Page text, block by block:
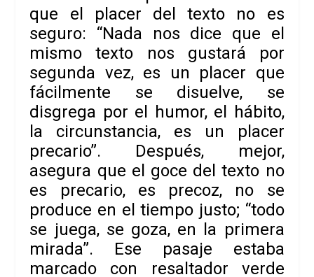
que el placer del texto no es
seguro: “Nada nos dice que el
mismo texto nos gustará por
segunda vez, es un placer que
fácilmente se disuelve, se
disgrega por el humor, el hábito,
la circunstancia, es un placer
precario”. Después, mejor,
asegura que el goce del texto no
es precario, es precoz, no se
produce en el tiempo justo; “todo
se juega, se goza, en la primera
mirada”. Ese pasaje estaba
marcado con resaltador verde